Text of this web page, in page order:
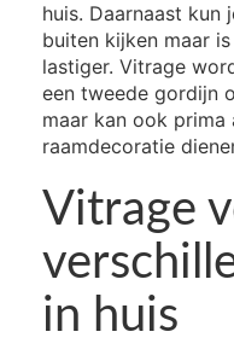
huis. Daarnaast
buiten kijken maar
lastiger. Vitrage
een tweede gordijn
maar kan ook prima
raamdecoratie
Vitrage
in huis